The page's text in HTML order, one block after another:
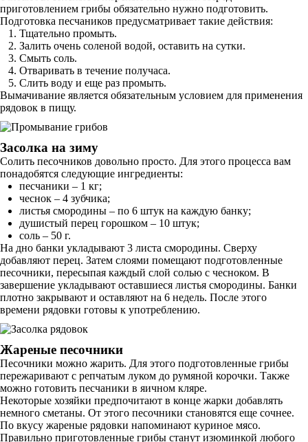
приготовлением грибы обязательно нужно подготовить.
Подготовка песчаников предусматривает такие действия:
Тщательно промыть.
Залить очень соленой водой, оставить на сутки.
Смыть соль.
Отваривать в течение получаса.
Слить воду и еще раз промыть.
Вымачивание является обязательным условием для применения
рядовок в пищу.
Засолка на зиму
Солить песочников довольно просто. Для этого процесса вам
понадобятся следующие ингредиенты:
песчаники – 1 кг;
чеснок – 4 зубчика;
листья смородины – по 6 штук на каждую банку;
душистый перец горошком – 10 штук;
соль – 50 г.
На дно банки укладывают 3 листа смородины. Сверху
добавляют перец. Затем слоями помещают подготовленные
песочники, пересыпая каждый слой солью с чесноком. В
завершение укладывают оставшиеся листья смородины. Банки
плотно закрывают и оставляют на 6 недель. После этого
времени рядовки готовы к употреблению.
Жареные песочники
Песочники можно жарить. Для этого подготовленные грибы
пережаривают с репчатым луком до румяной корочки. Также
можно готовить песчаники в яичном кляре.
Некоторые хозяйки предпочитают в конце жарки добавлять
немного сметаны. От этого песочники становятся еще сочнее.
По вкусу жареные рядовки напоминают куриное мясо.
Правильно приготовленные грибы станут изюминкой любого